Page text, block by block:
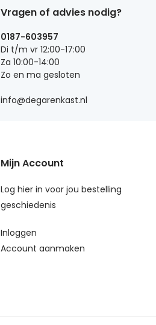
Vragen of advies nodig?
0187-603957
Di t/m vr 12:00-17:00
Za 10:00-14:00
Zo en ma gesloten
info@degarenkast.nl
Mijn Account
Log hier in voor jou bestelling
geschiedenis
Inloggen
Account aanmaken